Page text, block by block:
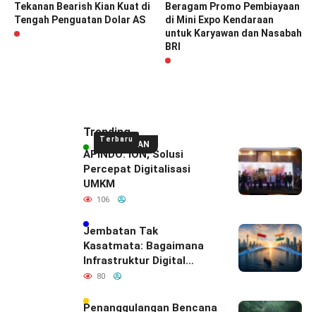
Tekanan Bearish Kian Kuat di
Tengah Penguatan Dolar AS
Beragam Promo Pembiayaan
di Mini Expo Kendaraan
untuk Karyawan dan Nasabah
BRI
UNGGULAN
Terbaru
Trending
APINDO: ION, Solusi
Percepat Digitalisasi
UMKM
106
Jembatan Tak
Kasatmata: Bagaimana
Infrastruktur Digital
Diam-Diam
Hubungan Indonesia–
80
Penanggulangan Bencana